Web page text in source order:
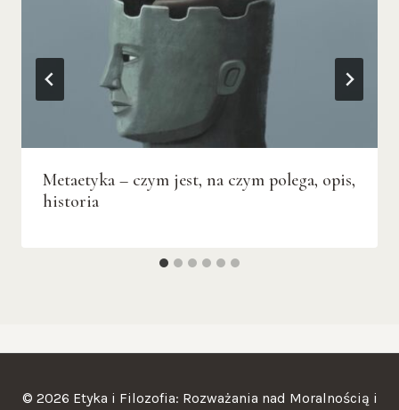
Metaetyka – czym jest, na czym polega, opis,
historia
© 2026 Etyka i Filozofia: Rozważania nad Moralnością i